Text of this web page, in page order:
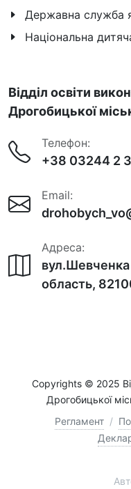
Державна служба
Національна
Відділ освіти
Дрогобицької
Телефон:
+38 03244 2
Email:
Адреса:
вул.Шевченка
область,
Copyrights © 2025
Дрогобицької
Регламент /